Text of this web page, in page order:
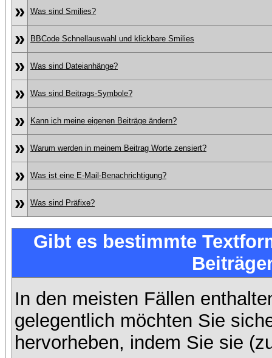
» Was sind Smilies?
» BBCode Schnellauswahl und klickbare Smilies
» Was sind Dateianhänge?
» Was sind Beitrags-Symbole?
» Kann ich meine eigenen Beiträge ändern?
» Warum werden in meinem Beitrag Worte zensiert?
» Was ist eine E-Mail-Benachrichtigung?
» Was sind Präfixe?
Gibt es bestimmte
In den meisten Fällen
gelegentlich möchten Sie
hervorheben, indem Sie sie